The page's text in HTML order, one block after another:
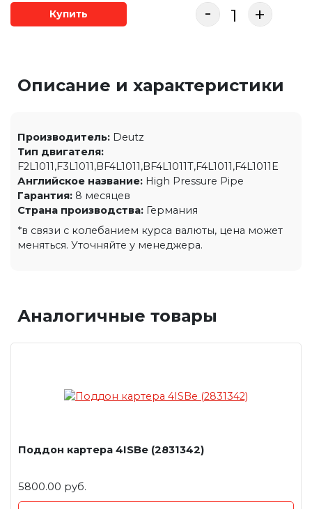
Купить - +
Описание и характеристики
Производитель: Deutz
Тип двигателя:
F2L1011,F3L1011,BF4L1011,BF4L1011T,F4L1011,F4L1011E
Английское название: High Pressure Pipe
Гарантия: 8 месяцев
Страна производства: Германия
*в связи с колебанием курса валюты, цена может
меняться. Уточняйте у менеджера.
Аналогичные товары
Поддон картера 4ISBe (2831342)
5800.00 руб.